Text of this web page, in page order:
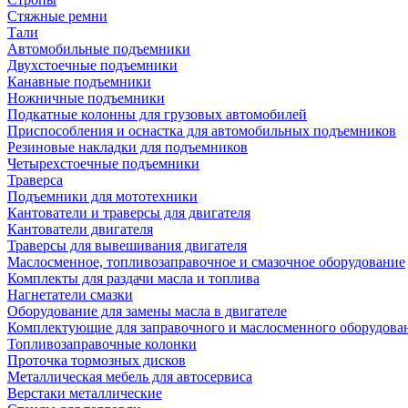
Стяжные ремни
Тали
Автомобильные подъемники
Двухстоечные подъемники
Канавные подъемники
Ножничные подъемники
Подкатные колонны для грузовых автомобилей
Приспособления и оснастка для автомобильных подъемников
Резиновые накладки для подъемников
Четырехстоечные подъемники
Траверса
Подъемники для мототехники
Кантователи и траверсы для двигателя
Кантователи двигателя
Траверсы для вывешивания двигателя
Маслосменное, топливозаправочное и смазочное оборудование
Комплекты для раздачи масла и топлива
Нагнетатели смазки
Оборудование для замены масла в двигателе
Комплектующие для заправочного и маслосменного
Топливозаправочные колонки
Проточка тормозных дисков
Металлическая мебель для автосервиса
Верстаки металлические